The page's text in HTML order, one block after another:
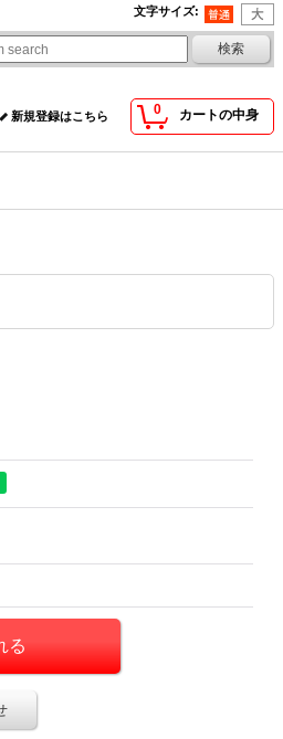
文字サイズ:
0 カートの中身
新規登録はこちら